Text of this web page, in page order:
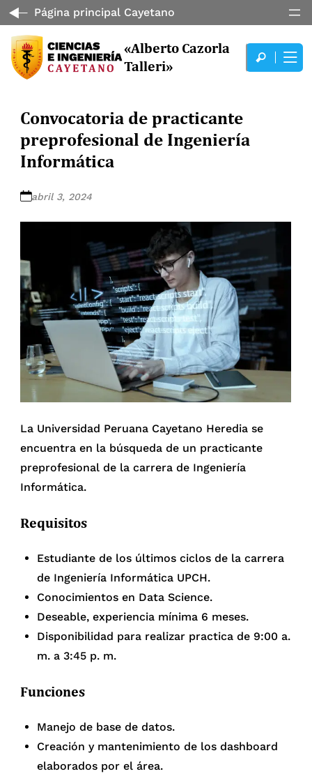
Página principal Cayetano
«Alberto Cazorla
Talleri»
Convocatoria de practicante
preprofesional de Ingeniería
Informática
abril 3, 2024
La Universidad Peruana Cayetano Heredia se
encuentra en la búsqueda de un practicante
preprofesional de la carrera de Ingeniería
Informática.
Requisitos
Estudiante de los últimos ciclos de la carrera
de Ingeniería Informática UPCH.
Conocimientos en Data Science.
Deseable, experiencia mínima 6 meses.
Disponibilidad para realizar practica de 9:00 a.
m. a 3:45 p. m.
Funciones
Manejo de base de datos.
Creación y mantenimiento de los dashboard
elaborados por el área.